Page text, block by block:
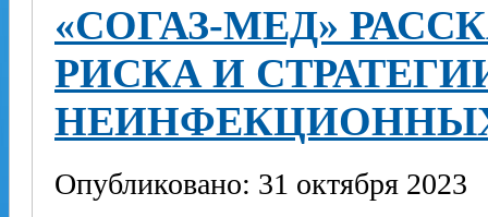
«СОГАЗ-МЕД»
РИСКА И
Опубликовано: 31 октября 2023